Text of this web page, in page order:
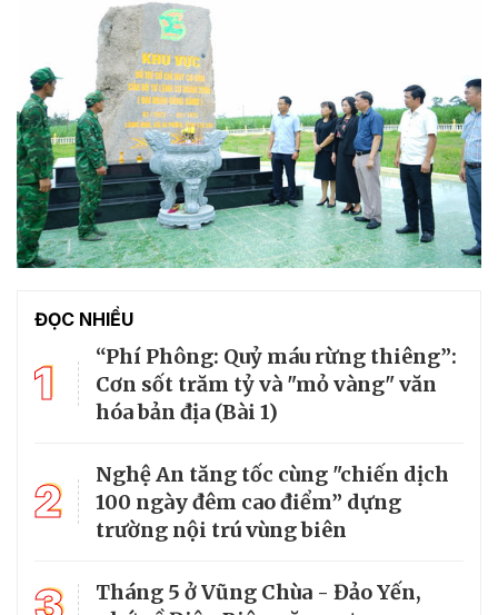
ĐỌC NHIỀU
1
“Phí Phông: Quỷ máu rừng thiêng”:
Cơn sốt trăm tỷ và "mỏ vàng" văn
hóa bản địa (Bài 1)
2
Nghệ An tăng tốc cùng "chiến dịch
100 ngày đêm cao điểm” dựng
trường nội trú vùng biên
Tháng 5 ở Vũng Chùa - Đảo Yến,